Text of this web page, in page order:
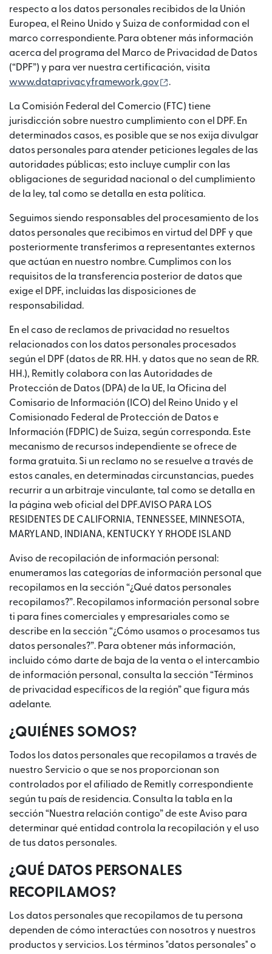
respecto a los datos personales recibidos de la Unión
Europea, el Reino Unido y Suiza de conformidad con el
marco correspondiente. Para obtener más información
acerca del programa del Marco de Privacidad de Datos
(“DPF”) y para ver nuestra certificación, visita
www.dataprivacyframework.gov
.
La Comisión Federal del Comercio (FTC) tiene
jurisdicción sobre nuestro cumplimiento con el DPF. En
determinados casos, es posible que se nos exija divulgar
datos personales para atender peticiones legales de las
autoridades públicas; esto incluye cumplir con las
obligaciones de seguridad nacional o del cumplimiento
de la ley, tal como se detalla en esta política.
Seguimos siendo responsables del procesamiento de los
datos personales que recibimos en virtud del DPF y que
posteriormente transferimos a representantes externos
que actúan en nuestro nombre. Cumplimos con los
requisitos de la transferencia posterior de datos que
exige el DPF, incluidas las disposiciones de
responsabilidad.
En el caso de reclamos de privacidad no resueltos
relacionados con los datos personales procesados
según el DPF (datos de RR. HH. y datos que no sean de RR.
HH.), Remitly colabora con las Autoridades de
Protección de Datos (DPA) de la UE, la Oficina del
Comisario de Información (ICO) del Reino Unido y el
Comisionado Federal de Protección de Datos e
Información (FDPIC) de Suiza, según corresponda. Este
mecanismo de recursos independiente se ofrece de
forma gratuita. Si un reclamo no se resuelve a través de
estos canales, en determinadas circunstancias, puedes
recurrir a un arbitraje vinculante, tal como se detalla en
la página web oficial del DPF.AVISO PARA LOS
RESIDENTES DE CALIFORNIA, TENNESSEE, MINNESOTA,
MARYLAND, INDIANA, KENTUCKY Y RHODE ISLAND
Aviso de recopilación de información personal:
enumeramos las categorías de información personal que
recopilamos en la sección “¿Qué datos personales
recopilamos?”. Recopilamos información personal sobre
ti para fines comerciales y empresariales como se
describe en la sección “¿Cómo usamos o procesamos tus
datos personales?”. Para obtener más información,
incluido cómo darte de baja de la venta o el intercambio
de información personal, consulta la sección “Términos
de privacidad específicos de la región” que figura más
adelante.
¿QUIÉNES SOMOS?
Todos los datos personales que recopilamos a través de
nuestro Servicio o que se nos proporcionan son
controlados por el afiliado de Remitly correspondiente
según tu país de residencia. Consulta la tabla en la
sección “Nuestra relación contigo” de este Aviso para
determinar qué entidad controla la recopilación y el uso
de tus datos personales.
¿QUÉ DATOS PERSONALES
RECOPILAMOS?
Los datos personales que recopilamos de tu persona
dependen de cómo interactúes con nosotros y nuestros
productos y servicios. Los términos "datos personales" o